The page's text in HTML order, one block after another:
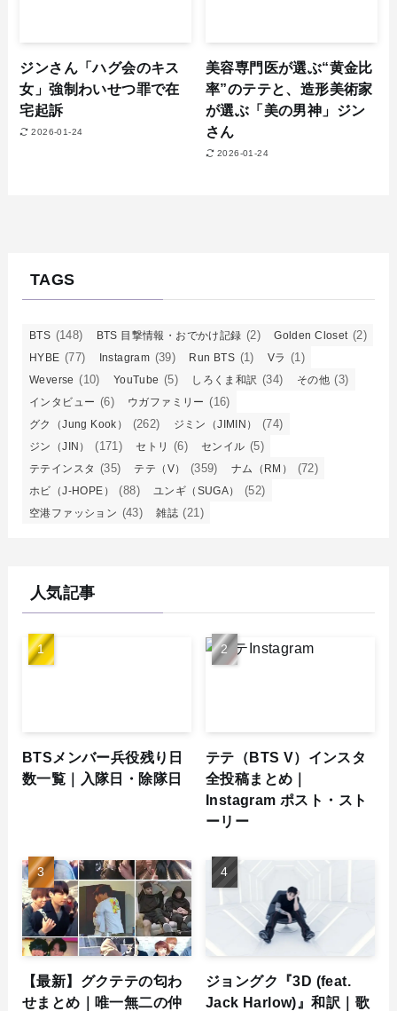
ジンさん「ハグ会のキス
女」強制わいせつ罪で在
宅起訴
2026-01-24
美容専門医が選ぶ“黄金比
率”のテテと、造形美術家
が選ぶ「美の男神」ジン
さん
2026-01-24
TAGS
BTS (148) BTS 目撃情報・おでかけ記録 (2) Golden Closet (2)
HYBE (77) Instagram (39) Run BTS (1) Vラ (1)
Weverse (10) YouTube (5) しろくま和訳 (34) その他 (3)
インタビュー (6) ウガファミリー (16)
グク（Jung Kook） (262) ジミン（JIMIN） (74)
ジン（JIN） (171) セトリ (6) センイル (5)
テテインスタ (35) テテ（V） (359) ナム（RM） (72)
ホビ（J-HOPE） (88) ユンギ（SUGA） (52)
空港ファッション (43) 雑誌 (21)
人気記事
BTSメンバー兵役残り日
数一覧｜入隊日・除隊日
テテ（BTS V）インスタ
全投稿まとめ｜
Instagram ポスト・スト
ーリー
【最新】グクテテの匂わ
せまとめ｜唯一無二の仲
ジョングク『3D (feat.
Jack Harlow)』和訳｜歌